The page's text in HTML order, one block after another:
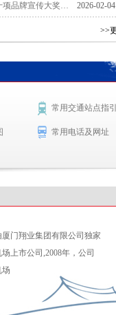
项品牌宣传大奖… 2026-02-
>>
常用交通站点指
常用电话及网址
厦门翔业集团有限公司独家
上市公司,2008年，公司